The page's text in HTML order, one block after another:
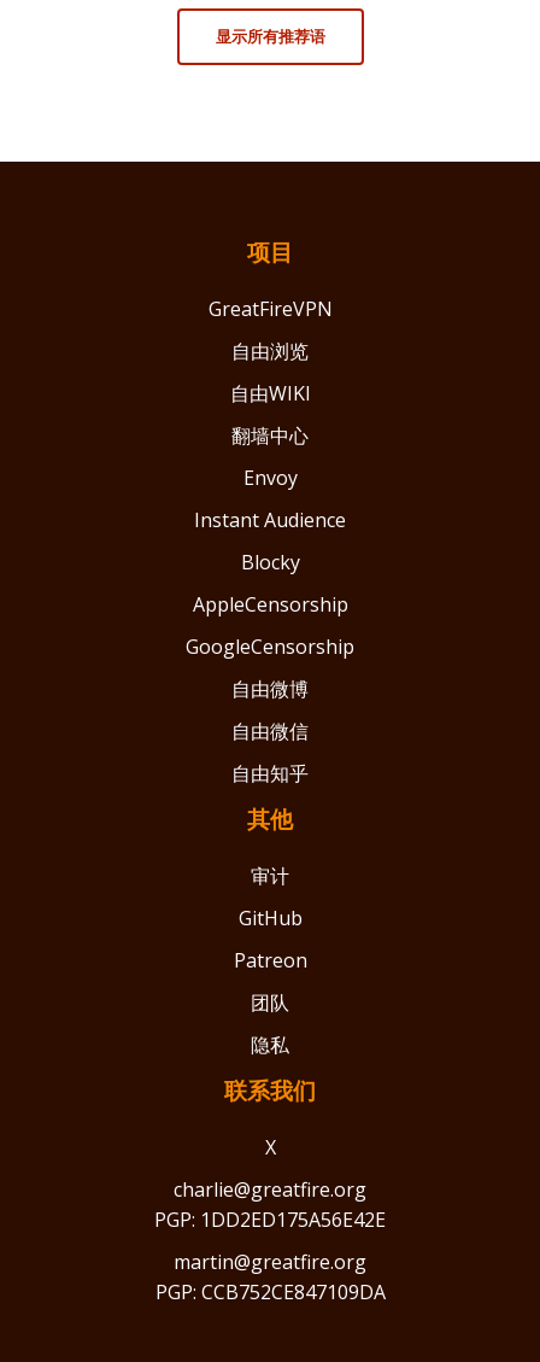
显示所有推荐语
项目
GreatFireVPN
自由浏览
自由WIKI
翻墙中心
Envoy
Instant Audience
Blocky
AppleCensorship
GoogleCensorship
自由微博
自由微信
自由知乎
其他
审计
GitHub
Patreon
团队
隐私
联系我们
X
charlie@greatfire.org
PGP: 1DD2ED175A56E42E
martin@greatfire.org
PGP: CCB752CE847109DA